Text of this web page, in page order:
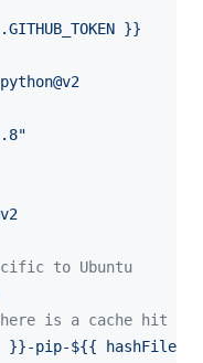
}}
to Ubuntu
is a cache hit for
}}-pip-${{